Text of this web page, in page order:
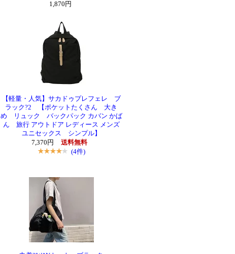
1,870円
【軽量・人気】サカドゥプレフェレ ブ
ラック?2 【ポケットたくさん 大き
め リュック バックパック カバン かば
ん 旅行 アウトドア レディース メンズ
ユニセックス シンプル】
7,370円
送料無料
(4件)